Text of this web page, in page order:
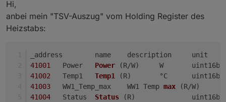
entwickelt habt, möchte ich dieses auch zum steuern
des Heizstabes nutzen.
Hi,
anbei mein "TSV-Auszug" vom Holding Register des
Heizstabs:
41001 Power (R/W)
41002
Temp1 (R)
41003
	WW1_Temp_max	WW1 Temp
max
(R/W)
41004
Status (R)